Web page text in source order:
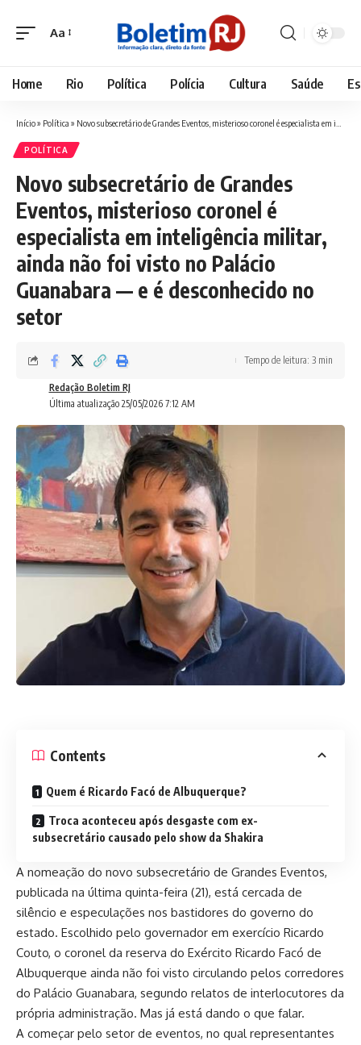
Font
Aa
Home Rio Política Polícia Cultura Saúde
Início» Política » Novo subsecretário de Grandes Eventos, misterioso coronel é especialista em inteligência militar, ainda não foi visto no Palácio Guanabara — e é desconhecido no setor
POLÍTICA
Novo subsecretário de Grandes
Eventos, misterioso coronel é
especialista em inteligência militar,
ainda não foi visto no Palácio
Guanabara — e é desconhecido no
setor
Última atualização 25/05/2026 7:12 AM
Redação Boletim RJ
Tempo de leitura: 3 min
Contents
Quem é Ricardo Facó de Albuquerque?
Troca aconteceu após desgaste com ex-
subsecretário causado pelo show da Shakira
A nomeação do novo subsecretário de Grandes Eventos,
publicada na última quinta-feira (21), está cercada de
silêncio e especulações nos bastidores do governo do
estado. Escolhido pelo governador em exercício Ricardo
Couto, o coronel da reserva do Exército Ricardo Facó de
Albuquerque ainda não foi visto circulando pelos corredores
do Palácio Guanabara, segundo relatos de interlocutores da
própria administração. Mas já está dando o que falar.
A começar pelo setor de eventos, no qual representantes